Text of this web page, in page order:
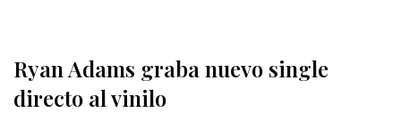
Ryan Adams graba nuevo single
directo al vinilo